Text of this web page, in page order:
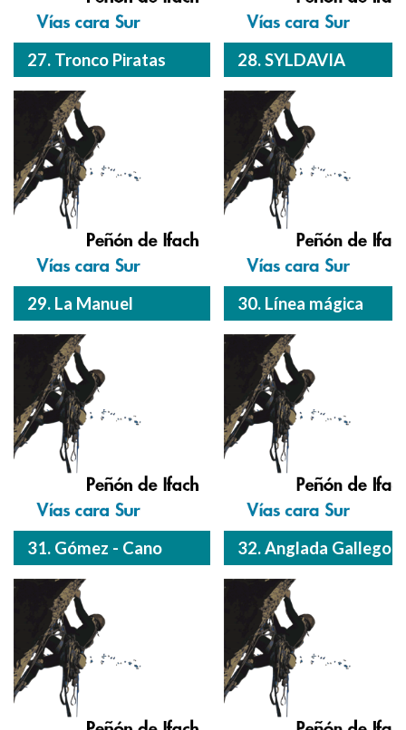
27. Tronco Piratas 28. SYLDAVIA
29. La Manuel 30. Línea mágica
31. Gómez - Cano 32. Anglada Gallego